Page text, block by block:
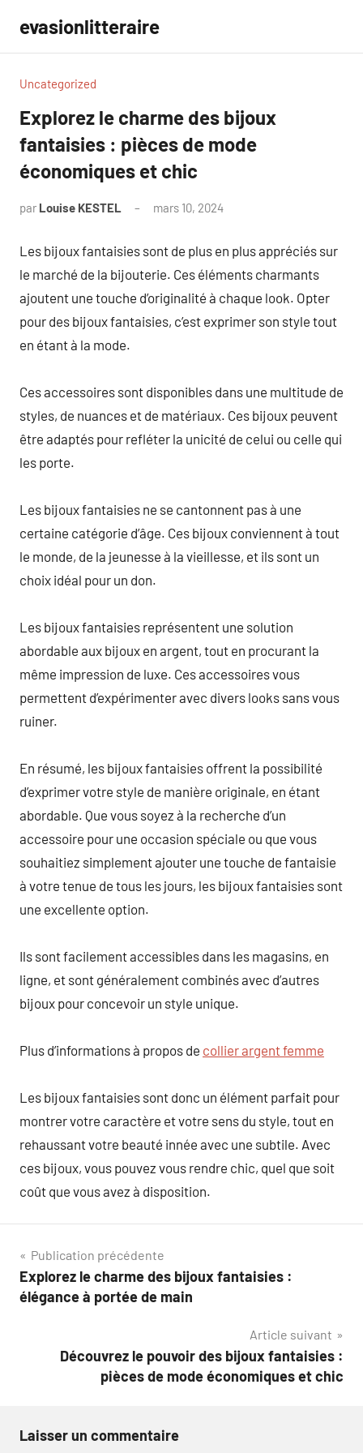
contenu
evasionlitteraire
Uncategorized
Explorez le charme des bijoux
fantaisies : pièces de mode
économiques et chic
par Louise KESTEL mars 10, 2024
Les bijoux fantaisies sont de plus en plus appréciés sur
le marché de la bijouterie. Ces éléments charmants
ajoutent une touche d’originalité à chaque look. Opter
pour des bijoux fantaisies, c’est exprimer son style tout
en étant à la mode.
Ces accessoires sont disponibles dans une multitude de
styles, de nuances et de matériaux. Ces bijoux peuvent
être adaptés pour refléter la unicité de celui ou celle qui
les porte.
Les bijoux fantaisies ne se cantonnent pas à une
certaine catégorie d’âge. Ces bijoux conviennent à tout
le monde, de la jeunesse à la vieillesse, et ils sont un
choix idéal pour un don.
Les bijoux fantaisies représentent une solution
abordable aux bijoux en argent, tout en procurant la
même impression de luxe. Ces accessoires vous
permettent d’expérimenter avec divers looks sans vous
ruiner.
En résumé, les bijoux fantaisies offrent la possibilité
d’exprimer votre style de manière originale, en étant
abordable. Que vous soyez à la recherche d’un
accessoire pour une occasion spéciale ou que vous
souhaitiez simplement ajouter une touche de fantaisie
à votre tenue de tous les jours, les bijoux fantaisies sont
une excellente option.
Ils sont facilement accessibles dans les magasins, en
ligne, et sont généralement combinés avec d’autres
bijoux pour concevoir un style unique.
Plus d’informations à propos de collier argent femme
Les bijoux fantaisies sont donc un élément parfait pour
montrer votre caractère et votre sens du style, tout en
rehaussant votre beauté innée avec une subtile. Avec
ces bijoux, vous pouvez vous rendre chic, quel que soit
coût que vous avez à disposition.
Navigation
de
Publication précédente
Explorez le charme des bijoux fantaisies :
élégance à portée de main
Article suivant
Découvrez le pouvoir des bijoux fantaisies :
pièces de mode économiques et chic
Laisser un commentaire